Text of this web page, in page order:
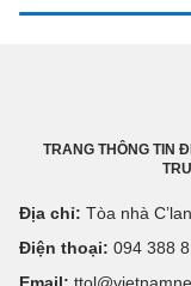
TRANG THÔNG TIN
Địa chỉ: Tòa nhà
Điện thoại: 094 388